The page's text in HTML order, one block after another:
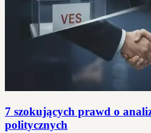
7 szokujących prawd o
politycznych